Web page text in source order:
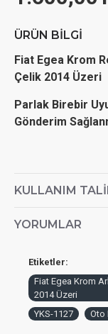
ÜRÜN BILGI
Fiat Egea Krom
Çelik 2014 Üzeri
Parlak Birebir
Gönderim
KULLANIM
YORUMLAR
Etiketler:
Fiat Egea Krom
2014 Üzeri
YKS-1127
Oto